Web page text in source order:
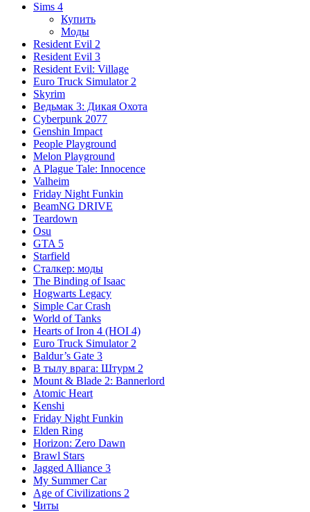
Sims 4
Купить
Моды
Resident Evil 2
Resident Evil 3
Resident Evil: Village
Euro Truck Simulator 2
Skyrim
Ведьмак 3: Дикая Охота
Cyberpunk 2077
Genshin Impact
People Playground
Melon Playground
A Plague Tale: Innocence
Valheim
Friday Night Funkin
BeamNG DRIVE
Teardown
Osu
GTA 5
Starfield
Сталкер: моды
The Binding of Isaac
Hogwarts Legacy
Simple Car Crash
World of Tanks
Hearts of Iron 4 (HOI 4)
Euro Truck Simulator 2
Baldur’s Gate 3
В тылу врага: Штурм 2
Mount & Blade 2: Bannerlord
Atomic Heart
Kenshi
Friday Night Funkin
Elden Ring
Horizon: Zero Dawn
Brawl Stars
Jagged Alliance 3
My Summer Car
Age of Civilizations 2
Читы